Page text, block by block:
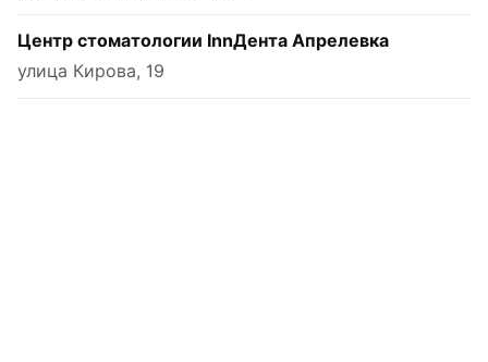
Центр стоматологии InnДента Апрелевка
улица Кирова, 19